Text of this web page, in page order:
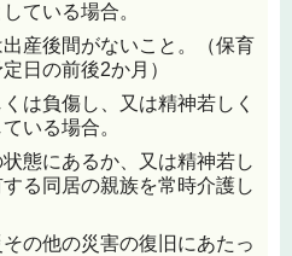
ている場合。
産後間がないこと。（保育
日の前後2か月）
は負傷し、又は精神若しく
いる場合。
態にあるか、又は精神若し
る同居の親族を常時介護し
の他の災害の復旧にあたっ